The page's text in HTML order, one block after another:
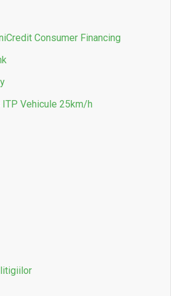
Consumer Financing
Vehicule 25km/h